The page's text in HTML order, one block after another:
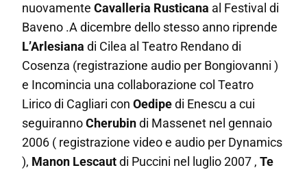
nuovamente Cavalleria Rusticana al Festival di
Baveno .A dicembre dello stesso anno riprende
L’Arlesiana di Cilea al Teatro Rendano di
Cosenza (registrazione audio per Bongiovanni )
e Incomincia una collaborazione col Teatro
Lirico di Cagliari con Oedipedi Enescu a cui
seguirannoCherubindi Massenet nel gennaio
2006 ( registrazione video e audio per Dynamics
), Manon Lescautdi Puccini nel luglio 2007 , Te